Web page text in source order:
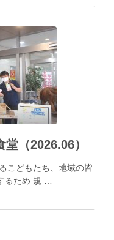
（2026.06）
こどもたち、地域の皆
るため 規 …